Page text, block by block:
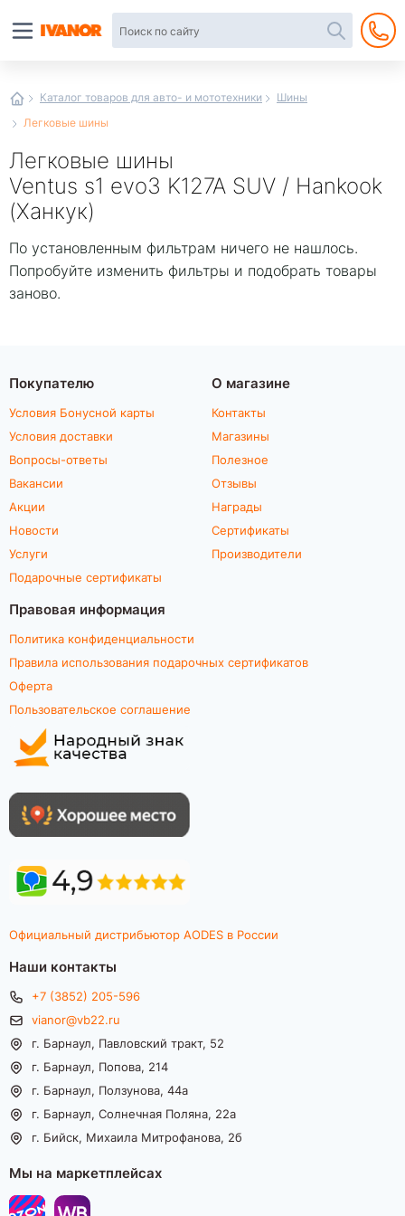
Каталог товаров для авто- и мототехники
Шины
Легковые шины
Легковые шины
Ventus s1 evo3 K127A SUV / Hankook
(Ханкук)
По установленным фильтрам ничего не нашлось.
Попробуйте изменить фильтры и подобрать товары
заново.
Покупателю
Условия Бонусной карты
Условия доставки
Вопросы-ответы
Вакансии
Акции
Новости
Услуги
Подарочные сертификаты
О магазине
Контакты
Магазины
Полезное
Отзывы
Награды
Сертификаты
Производители
Правовая информация
Политика конфиденциальности
Правила использования подарочных сертификатов
Оферта
Пользовательское соглашение
Официальный дистрибьютор AODES в России
Наши контакты
+7 (3852) 205-596
vianor@vb22.ru
г. Барнаул, Павловский тракт, 52
г. Барнаул, Попова, 214
г. Барнаул, Ползунова, 44а
г. Барнаул, Солнечная Поляна, 22а
г. Бийск, Михаила Митрофанова, 2б
Мы на маркетплейсах
интернет-